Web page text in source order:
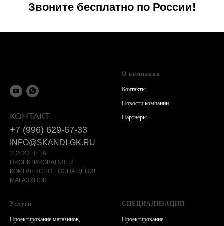
Звоните бесплатно по России!
КОНТАКТ
+7 (996) 629-67-33
INFO@SKANDI-GK.RU
© 2023 ВЕГА
ПРОЕКТИРОВАНИЕ И
КОМПЛЕКСНОЕ ОСНАЩЕНИЕ
МАГАЗИНОВ
О компании
Контакты
Новости компании
Партнеры
Услуги
Проектирование магазинов,
СПЕЦИАЛИЗАЦИИ
Проектирование